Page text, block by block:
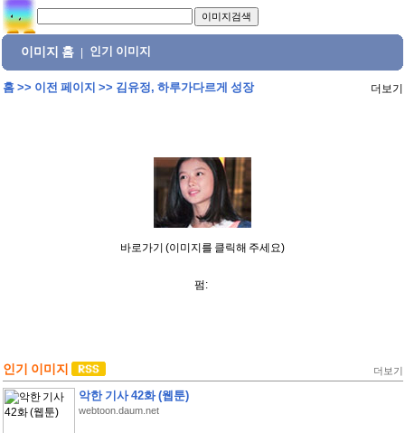
이미지 홈 인기 이미지
홈>> 이전 페이지 >> 김유정, 하루가다르게 성장 더보기
바로가기 (이미지를 클릭해 주세요)
펌:
인기 이미지 더보기
악한 기사 42화 (웹툰)
webtoon.daum.net